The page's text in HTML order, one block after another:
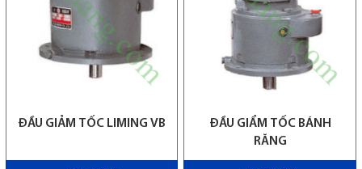
ĐẦU GIẢM TỐC LIMING VB
ĐẦU GIẨM TỐC BÁNH
RĂNG